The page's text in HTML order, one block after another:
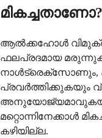
മികച്ചതാണോ?
ആൽക്കഹോൾ
ഫലപ്രദമായ
നാൾട്രെക്സോണും,
മറ്റൊന്നിനേക്കാൾ
കഴിയില്ല.